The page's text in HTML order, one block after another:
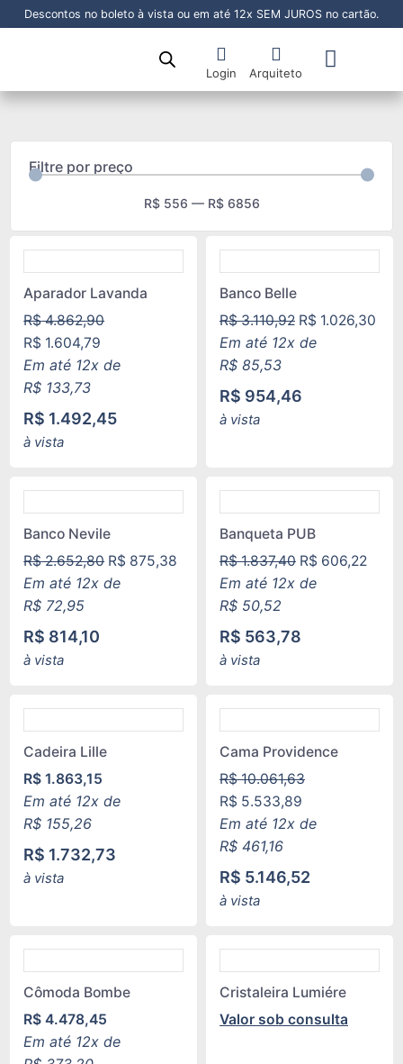
Descontos no boleto à vista ou em até 12x SEM JUROS no cartão.
Login Arquiteto
Filtre por preço
R$ 556 — R$ 6856
Aparador Lavanda
R$4.862,90
R$ 1.604,79
Em até 12x de
R$ 133,73
R$ 1.492,45
à vista
Banco Belle
R$3.110,92 R$ 1.026,30
Em até 12x de
R$ 85,53
R$ 954,46
à vista
Banco Nevile
R$2.652,80 R$ 875,38
Em até 12x de
R$ 72,95
R$ 814,10
à vista
Banqueta PUB
R$1.837,40 R$ 606,22
Em até 12x de
R$ 50,52
R$ 563,78
à vista
Cadeira Lille
R$ 1.863,15
Em até 12x de
R$ 155,26
R$ 1.732,73
à vista
Cama Providence
R$10.061,63
R$ 5.533,89
Em até 12x de
R$ 461,16
R$ 5.146,52
à vista
Cômoda Bombe
R$ 4.478,45
Em até 12x de
Cristaleira Lumiére
Valor sob consulta